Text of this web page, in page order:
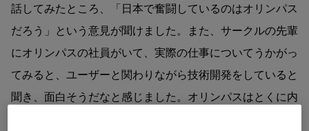
話してみたところ、「日本で奮闘しているのはオリンパス
だろう」という意見が聞けました。また、サークルの先輩
にオリンパスの社員がいて、実際の仕事についてうかがっ
てみると、ユーザーと関わりながら技術開発をしていると
聞き、面白そうだなと感じました。オリンパスはとくに内